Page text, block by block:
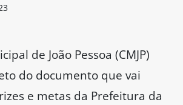
de João Pessoa (CMJP)
do documento que vai
e metas da Prefeitura da